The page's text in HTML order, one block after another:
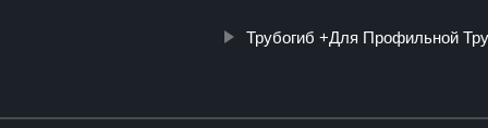
Трубогиб +Для Профильной